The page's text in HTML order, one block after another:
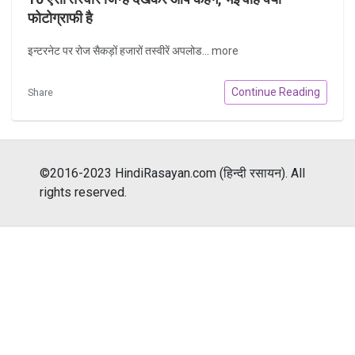
फोटोग्राफी है
इन्टरनेट पर रोज सैकड़ों हजारों तस्वीरें अपलोड... more
Share Continue Reading
©2016-2023 HindiRasayan.com (हिन्दी रसायन). All
rights reserved.